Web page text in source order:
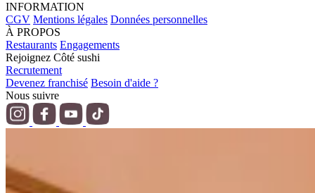
INFORMATION
CGV Mentions légales Données personnelles
À PROPOS
Restaurants Engagements
Rejoignez Côté sushi
Recrutement
Devenez franchisé Besoin d'aide ?
Nous suivre